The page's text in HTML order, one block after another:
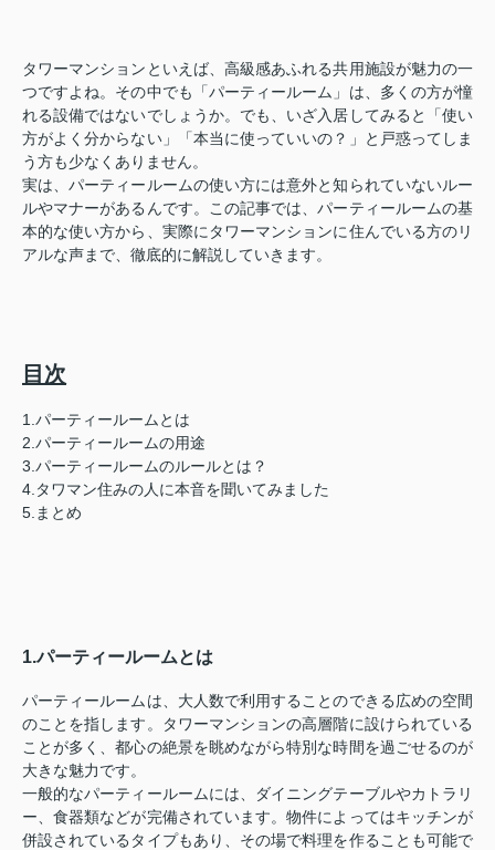
タワーマンションといえば、高級感あふれる共用施設が魅力の一
つですよね。その中でも「パーティールーム」は、多くの方が憧
れる設備ではないでしょうか。でも、いざ入居してみると「使い
方がよく分からない」「本当に使っていいの？」と戸惑ってしま
う方も少なくありません。
実は、パーティールームの使い方には意外と知られていないルー
ルやマナーがあるんです。この記事では、パーティールームの基
本的な使い方から、実際にタワーマンションに住んでいる方のリ
アルな声まで、徹底的に解説していきます。
目次
1.パーティールームとは
2.パーティールームの用途
3.パーティールームのルールとは？
4.タワマン住みの人に本音を聞いてみました
5.まとめ
1.パーティールームとは
パーティールームは、大人数で利用することのできる広めの空間
のことを指します。タワーマンションの高層階に設けられている
ことが多く、都心の絶景を眺めながら特別な時間を過ごせるのが
大きな魅力です。
一般的なパーティールームには、ダイニングテーブルやカトラリ
ー、食器類などが完備されています。物件によってはキッチンが
併設されているタイプもあり、その場で料理を作ることも可能で